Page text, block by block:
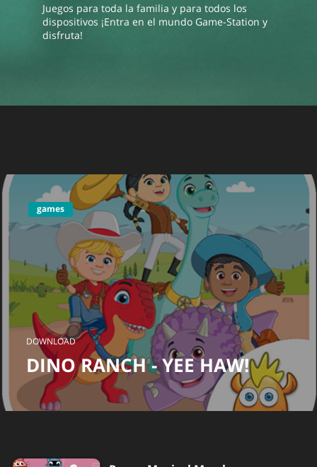
Juegos para toda la familia y para todos los
dispositivos ¡Entra en el mundo Game-Station y
disfruta!
games
DOWNLOAD
DINO RANCH - YEE HAW!